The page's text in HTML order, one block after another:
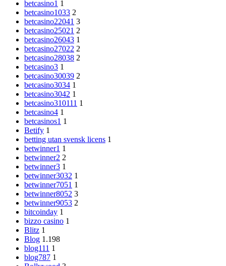
betcasino1 1
betcasino1033 2
betcasino22041 3
betcasino25021 2
betcasino26043 1
betcasino27022 2
betcasino28038 2
betcasino3 1
betcasino30039 2
betcasino3034 1
betcasino3042 1
betcasino310111 1
betcasino4 1
betcasinos1 1
Betify 1
betting utan svensk licens 1
betwinner1 1
betwinner2 2
betwinner3 1
betwinner3032 1
betwinner7051 1
betwinner8052 3
betwinner9053 2
bitcoinday 1
bizzo casino 1
Blitz 1
Blog 1.198
blog111 1
blog787 1